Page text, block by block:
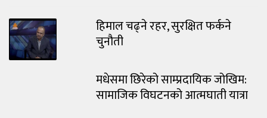
हिमाल चढ्ने रहर, सुरक्षित फर्कने
चुनौती
मधेसमा छिरेको साम्प्रदायिक जोखिम:
सामाजिक विघटनको आत्मघाती यात्रा